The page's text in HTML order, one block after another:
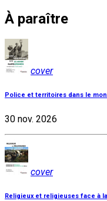
À paraître
cover
Police et territoires dans le
30 nov. 2026
cover
Religieux et religieuses face à